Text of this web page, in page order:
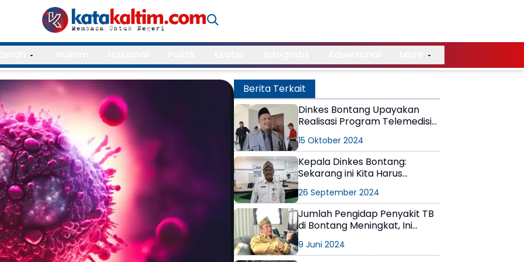
Berita Terkait
Dinkes Bontang Upayakan
Realisasi Program Telemedisin
15 Oktober 2024
Kepala Dinkes Bontang:
Sekarang ini Kita Harus
Lebih Berkualitas
26 September 2024
Jumlah Pengidap Penyakit TB
di Bontang Meningkat, Ini
9 Juni 2024